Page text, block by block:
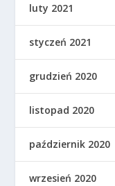
luty 2021
styczeń 2021
grudzień 2020
listopad 2020
październik 2020
wrzesień 2020